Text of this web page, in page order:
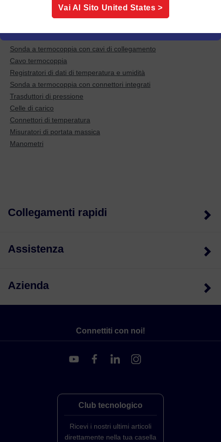
Try some of these popular categories:
Sonda a termocoppia con cavi di collegamento
Cavo termocoppia
Registratori di dati di temperatura e umidità
Sonda a termocoppia con connettori integrati
Trasduttori di pressione
Celle di carico
Connettori di temperatura
Misuratori di portata massica
Manometri
Collegamenti rapidi
Assistenza
Azienda
Connettiti con noi!
Club tecnologico
Ricevi i nostri ultimi articoli
direttamente nella tua casella
Vai Al Sito United States >